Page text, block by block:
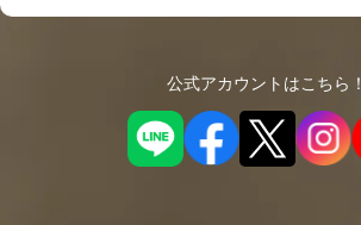
公式アカウントはこちら！